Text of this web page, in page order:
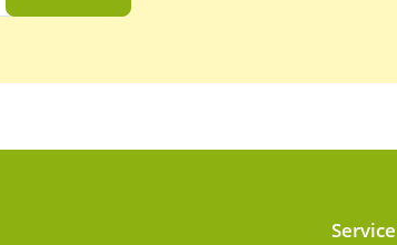
Service